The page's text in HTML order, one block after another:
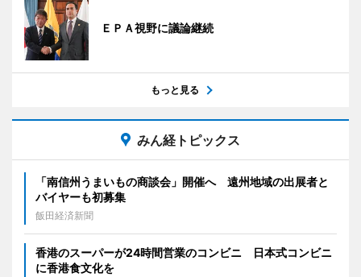
ＥＰＡ視野に議論継続
もっと見る
みん経トピックス
「南信州うまいもの商談会」開催へ 遠州地域の出展者と
バイヤーも初募集
飯田経済新聞
香港のスーパーが24時間営業のコンビニ 日本式コンビニ
に香港食文化を